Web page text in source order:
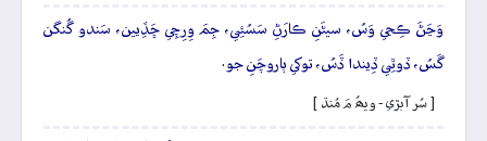
وَڃَڻَ ڪِجي وَسُ، سيڻَنِ ڪارَڻِ سَسُئِي، جِمَ وِرِچِي ڇَڏِيين، سَندو گُنگن
گَسُ، ڏوٿِي ڏِيندا ڏَسُ، توکي ٻاروچَنِ جو.
[ سُر آبڙي - ويھُ مَ مُنڌ ]